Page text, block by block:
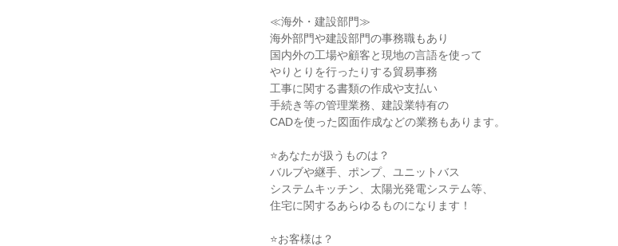
≪海外・建設部門≫
海外部門や建設部門の事務職もあり
国内外の工場や顧客と現地の言語を使って
やりとりを行ったりする貿易事務
工事に関する書類の作成や支払い
手続き等の管理業務、建設業特有の
CADを使った図面作成などの業務もあります。
⭐あなたが扱うものは？
バルブや継手、ポンプ、ユニットバス
システムキッチン、太陽光発電システム等、
住宅に関するあらゆるものになります！
⭐お客様は？